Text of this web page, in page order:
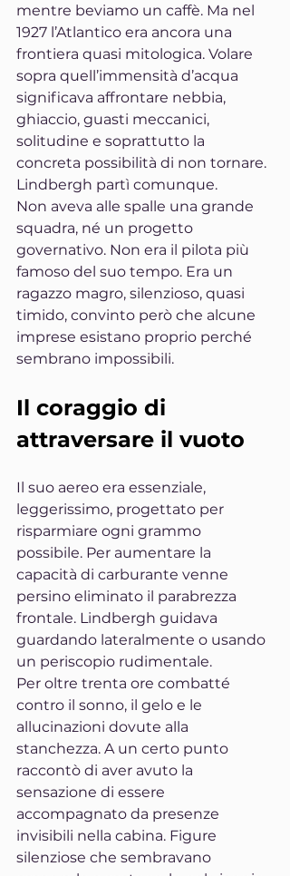
mentre beviamo un caffè. Ma nel
1927 l’Atlantico era ancora una
frontiera quasi mitologica. Volare
sopra quell’immensità d’acqua
significava affrontare nebbia,
ghiaccio, guasti meccanici,
solitudine e soprattutto la
concreta possibilità di non tornare.
Lindbergh partì comunque.
Non aveva alle spalle una grande
squadra, né un progetto
governativo. Non era il pilota più
famoso del suo tempo. Era un
ragazzo magro, silenzioso, quasi
timido, convinto però che alcune
imprese esistano proprio perché
sembrano impossibili.
Il coraggio di
attraversare il vuoto
Il suo aereo era essenziale,
leggerissimo, progettato per
risparmiare ogni grammo
possibile. Per aumentare la
capacità di carburante venne
persino eliminato il parabrezza
frontale. Lindbergh guidava
guardando lateralmente o usando
un periscopio rudimentale.
Per oltre trenta ore combatté
contro il sonno, il gelo e le
allucinazioni dovute alla
stanchezza. A un certo punto
raccontò di aver avuto la
sensazione di essere
accompagnato da presenze
invisibili nella cabina. Figure
silenziose che sembravano